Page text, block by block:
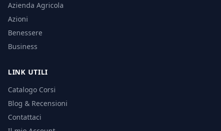
Azienda Agricola
Azioni
Benessere
Business
LINK UTILI
Catalogo Corsi
Blog & Recensioni
Contattaci